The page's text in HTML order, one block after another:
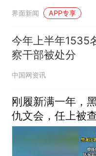
受纪律审查和监察
界面新闻 APP专享
今年上半年1535
察干部被处分
中国网资讯
刚履新满一年，
仇文会，任上被